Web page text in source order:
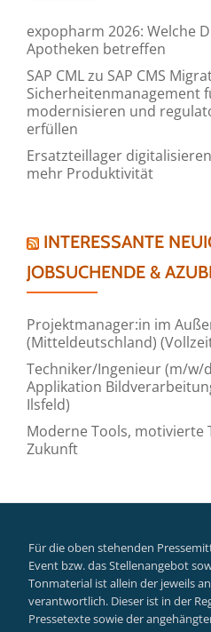
expopharm 2026: Welche
Apotheken betreffen
SAP CML zu SAP CMS
Sicherheitenmanagement
modernisieren und
erfüllen
Ersatzteillager
mehr Produktivität
INTERESSANTE
JOBSUCHENDE &
Projektmanager:in im
(Mitteldeutschland)
Techniker/Ingenieur (m/w/
Applikation
Ilsfeld)
Moderne Tools, motivierte
Zukunft
Für die oben stehenden
Event bzw. das Stellenangebot
Tonmaterial ist allein der jeweils
verantwortlich. Dieser ist in der
Pressetexte sowie der